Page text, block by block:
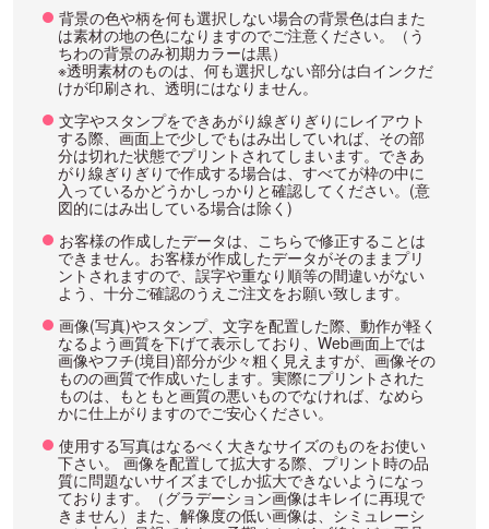
背景の色や柄を何も選択しない場合の背景色は白また
は素材の地の色になりますのでご注意ください。（う
ちわの背景のみ初期カラーは黒）
※透明素材のものは、何も選択しない部分は白インクだ
けが印刷され、透明にはなりません。
文字やスタンプをできあがり線ぎりぎりにレイアウト
する際、画面上で少しでもはみ出していれば、その部
分は切れた状態でプリントされてしまいます。できあ
がり線ぎりぎりで作成する場合は、すべてが枠の中に
入っているかどうかしっかりと確認してください。(意
図的にはみ出している場合は除く)
お客様の作成したデータは、こちらで修正することは
できません。お客様が作成したデータがそのままプリ
ントされますので、誤字や重なり順等の間違いがない
よう、十分ご確認のうえご注文をお願い致します。
画像(写真)やスタンプ、文字を配置した際、動作が軽く
なるよう画質を下げて表示しており、Web画面上では
画像やフチ(境目)部分が少々粗く見えますが、画像その
ものの画質で作成いたします。実際にプリントされた
ものは、もともと画質の悪いものでなければ、なめら
かに仕上がりますのでご安心ください。
使用する写真はなるべく大きなサイズのものをお使い
下さい。 画像を配置して拡大する際、プリント時の品
質に問題ないサイズまでしか拡大できないようになっ
ております。（グラデーション画像はキレイに再現で
きません）また、解像度の低い画像は、シミュレーシ